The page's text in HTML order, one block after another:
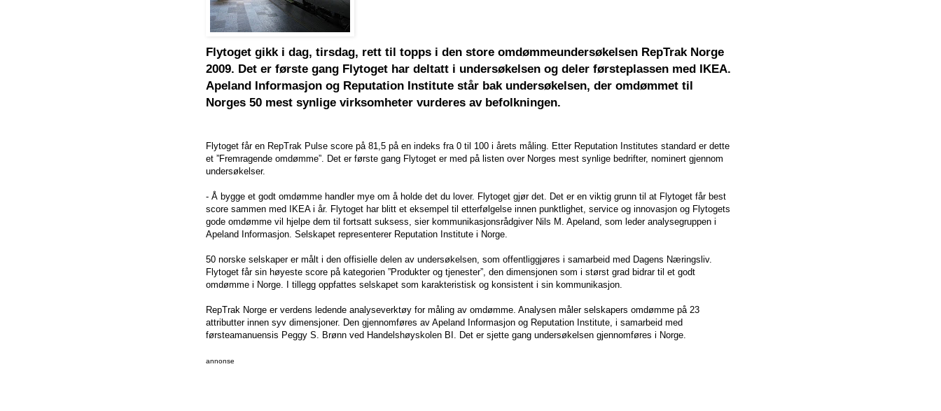
Flytoget gikk i dag, tirsdag, rett til topps i den store omdømmeundersøkelsen RepTrak Norge
2009. Det er første gang Flytoget har deltatt i undersøkelsen og deler førsteplassen med IKEA.
Apeland Informasjon og Reputation Institute står bak undersøkelsen, der omdømmet til
Norges 50 mest synlige virksomheter vurderes av befolkningen.
Flytoget får en RepTrak Pulse score på 81,5 på en indeks fra 0 til 100 i årets måling. Etter Reputation Institutes standard er dette
et ”Fremragende omdømme”. Det er første gang Flytoget er med på listen over Norges mest synlige bedrifter, nominert gjennom
undersøkelser.
- Å bygge et godt omdømme handler mye om å holde det du lover. Flytoget gjør det. Det er en viktig grunn til at Flytoget får best
score sammen med IKEA i år. Flytoget har blitt et eksempel til etterfølgelse innen punktlighet, service og innovasjon og Flytogets
gode omdømme vil hjelpe dem til fortsatt suksess, sier kommunikasjonsrådgiver Nils M. Apeland, som leder analysegruppen i
Apeland Informasjon. Selskapet representerer Reputation Institute i Norge.
50 norske selskaper er målt i den offisielle delen av undersøkelsen, som offentliggjøres i samarbeid med Dagens Næringsliv.
Flytoget får sin høyeste score på kategorien ”Produkter og tjenester”, den dimensjonen som i størst grad bidrar til et godt
omdømme i Norge. I tillegg oppfattes selskapet som karakteristisk og konsistent i sin kommunikasjon.
RepTrak Norge er verdens ledende analyseverktøy for måling av omdømme. Analysen måler selskapers omdømme på 23
attributter innen syv dimensjoner. Den gjennomføres av Apeland Informasjon og Reputation Institute, i samarbeid med
førsteamanuensis Peggy S. Brønn ved Handelshøyskolen BI. Det er sjette gang undersøkelsen gjennomføres i Norge.
annonse